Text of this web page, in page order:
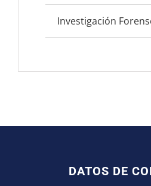
Investigación
DATOS DE